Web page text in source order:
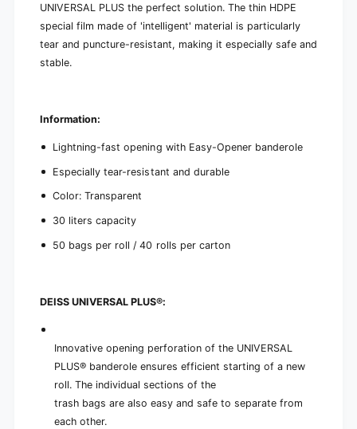
UNIVERSAL PLUS the perfect solution. The thin HDPE
special film made of 'intelligent' material is particularly
tear and puncture-resistant, making it especially safe and
stable.
Information:
Lightning-fast opening with Easy-Opener banderole
Especially tear-resistant and durable
Color: Transparent
30 liters capacity
50 bags per roll / 40 rolls per carton
DEISS UNIVERSAL PLUS®:
Innovative opening perforation of the UNIVERSAL
PLUS® banderole ensures efficient starting of a new
roll. The individual sections of the
trash bags are also easy and safe to separate from
each other.